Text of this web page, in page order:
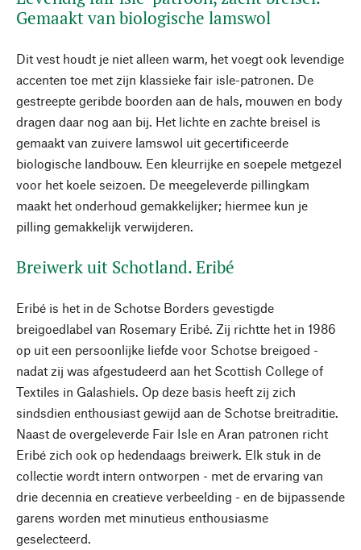
Gemaakt van biologische lamswol
Dit vest houdt je niet alleen warm, het voegt ook levendige
accenten toe met zijn klassieke fair isle-patronen. De
gestreepte geribde boorden aan de hals, mouwen en body
dragen daar nog aan bij. Het lichte en zachte breisel is
gemaakt van zuivere lamswol uit gecertificeerde
biologische landbouw. Een kleurrijke en soepele metgezel
voor het koele seizoen. De meegeleverde pillingkam
maakt het onderhoud gemakkelijker; hiermee kun je
pilling gemakkelijk verwijderen.
Breiwerk uit Schotland. Eribé
Eribé is het in de Schotse Borders gevestigde
breigoedlabel van Rosemary Eribé. Zij richtte het in 1986
op uit een persoonlijke liefde voor Schotse breigoed -
nadat zij was afgestudeerd aan het Scottish College of
Textiles in Galashiels. Op deze basis heeft zij zich
sindsdien enthousiast gewijd aan de Schotse breitraditie.
Naast de overgeleverde Fair Isle en Aran patronen richt
Eribé zich ook op hedendaags breiwerk. Elk stuk in de
collectie wordt intern ontworpen - met de ervaring van
drie decennia en creatieve verbeelding - en de bijpassende
garens worden met minutieus enthousiasme
geselecteerd.